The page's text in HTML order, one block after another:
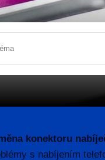
konektoru
s nabíjením